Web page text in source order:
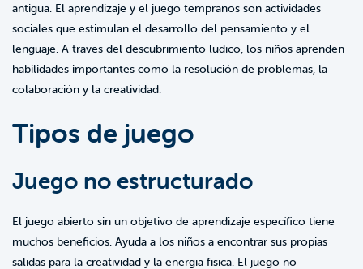
antigua. El aprendizaje y el juego tempranos son actividades
sociales que estimulan el desarrollo del pensamiento y el
lenguaje. A través del descubrimiento lúdico, los niños aprenden
habilidades importantes como la resolución de problemas, la
colaboración y la creatividad.
Tipos de juego
Juego no estructurado
El juego abierto sin un objetivo de aprendizaje específico tiene
muchos beneficios. Ayuda a los niños a encontrar sus propias
salidas para la creatividad y la energía física. El juego no